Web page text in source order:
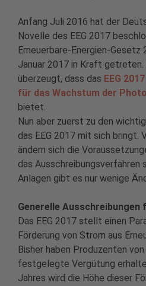
Anfang Juli 2016 hat der
Novelle des EEG 2017
Erneuerbare-Energien-Gesetz
Januar 2017 in Kraft
überzeugt, dass das EEG
für das Wachstum der
bietet.
Nun aber zuerst zu den
das EEG 2017 mit sich bringt.
ändern sich die
das Ausschreibungsverfahren
Anlagen gibt es nur wenige
Generelle Ausschreibungen
Das EEG 2017 stellt einen
Förderung von Strom aus
Bisher haben Produzenten
festgelegte Vergütung
Jahres wird die Höhe dieser